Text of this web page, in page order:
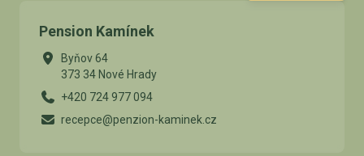
Pension Kamínek
Byňov 64
373 34 Nové Hrady
+420 724 977 094
recepce@penzion-kaminek.cz